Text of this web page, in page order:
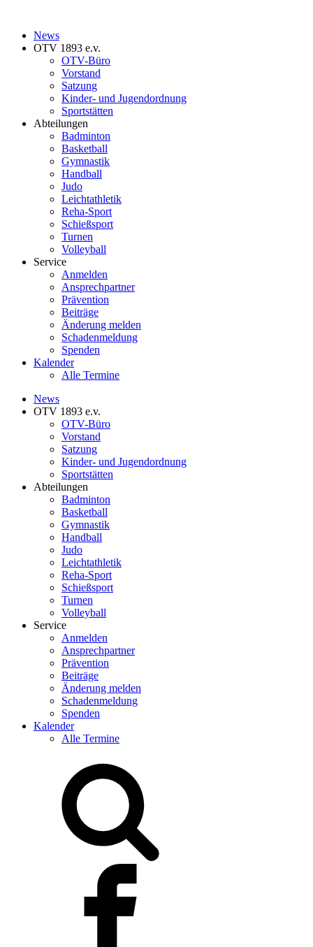
News
OTV 1893 e.v.
OTV-Büro
Vorstand
Satzung
Kinder- und Jugendordnung
Sportstätten
Abteilungen
Badminton
Basketball
Gymnastik
Handball
Judo
Leichtathletik
Reha-Sport
Schießsport
Turnen
Volleyball
Service
Anmelden
Ansprechpartner
Prävention
Beiträge
Änderung melden
Schadenmeldung
Spenden
Kalender
Alle Termine
News
OTV 1893 e.v.
OTV-Büro
Vorstand
Satzung
Kinder- und Jugendordnung
Sportstätten
Abteilungen
Badminton
Basketball
Gymnastik
Handball
Judo
Leichtathletik
Reha-Sport
Schießsport
Turnen
Volleyball
Service
Anmelden
Ansprechpartner
Prävention
Beiträge
Änderung melden
Schadenmeldung
Spenden
Kalender
Alle Termine